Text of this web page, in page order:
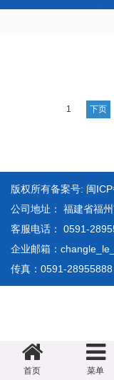
1 下页
版权所有备案号: 闽
公司地址： 福建省福
客服电话： 0591-
企业邮箱：
传真：0591-28955888
首页 菜单